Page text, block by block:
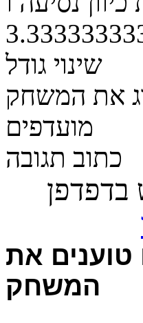
שינוי גודל
את המשחק
מועדפים
כתוב תגובה
טוענים את
המשחק